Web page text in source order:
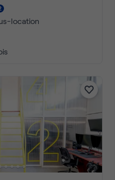
location